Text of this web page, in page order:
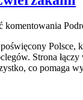
komentowania
Polsce,
Strona
co pomaga